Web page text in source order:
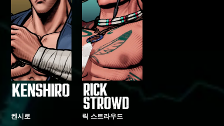
켄시로 릭 스트라우드